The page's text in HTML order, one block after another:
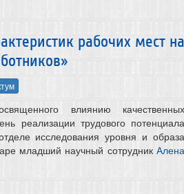
рабочих мест на
влиянию качественных
реализации трудового потенциала
исследования уровня и образа
младший научный сотрудникАлена